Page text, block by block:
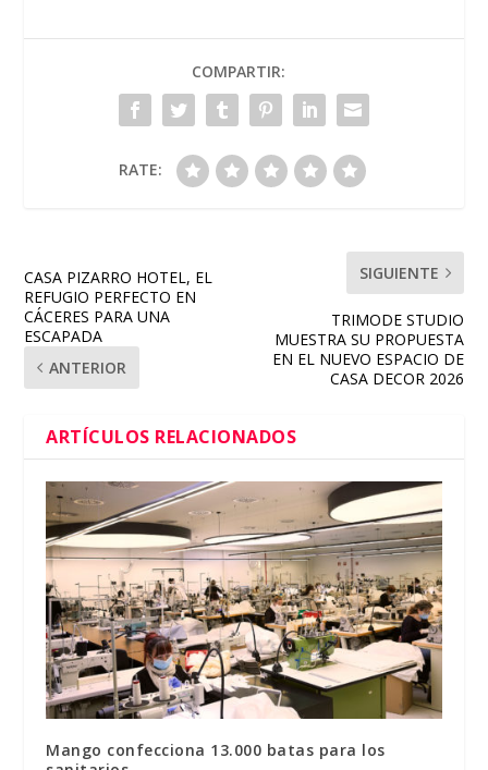
COMPARTIR:
RATE:
CASA PIZARRO HOTEL, EL
REFUGIO PERFECTO EN
CÁCERES PARA UNA
ESCAPADA
ANTERIOR
SIGUIENTE
TRIMODE STUDIO
MUESTRA SU PROPUESTA
EN EL NUEVO ESPACIO DE
CASA DECOR 2026
ARTÍCULOS RELACIONADOS
Mango confecciona 13.000 batas para los